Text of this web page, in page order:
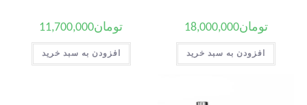
تومان18,000,000
افزودن به سبد خرید
تومان11,700,000
افزودن به سبد خرید